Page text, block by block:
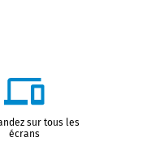
sur tous les
écrans